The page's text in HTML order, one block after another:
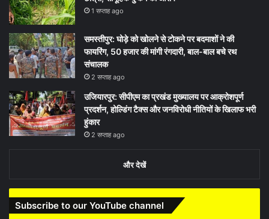
1 सप्ताह ago
समस्तीपुर: घोड़े को खोलने से टोकने पर बदमाशों ने की
फायरिंग, 50 हजार की मांगी रंगदारी, बाल-बाल बचे रथ
संचालक
2 सप्ताह ago
उजियारपुर: सीपीएम का प्रखंड मुख्यालय पर आक्रोशपूर्ण
प्रदर्शन, होल्डिंग टैक्स और जनविरोधी नीतियों के खिलाफ भरी
हुंकार
2 सप्ताह ago
और देखें
Subscribe to our YouTube channel